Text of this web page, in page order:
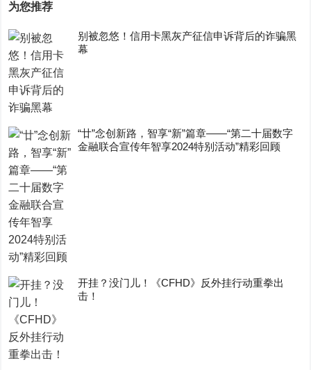
为您推荐
别被忽悠！信用卡黑灰产征信申诉背后的诈骗黑
幕
“廿”念创新路，智享“新”篇章——“第二十届数字
金融联合宣传年智享2024特别活动”精彩回顾
开挂？没门儿！《CFHD》反外挂行动重拳出
击！